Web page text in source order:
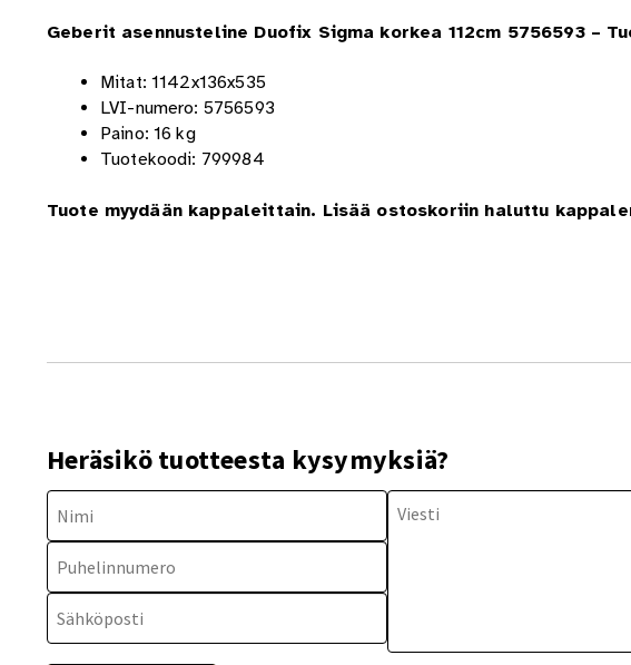
Geberit asennusteline Duofix Sigma korkea 112cm 5756593 –
Mitat: 1142x136x535
LVI-numero: 5756593
Paino: 16 kg
Tuotekoodi: 799984
Tuote myydään kappaleittain. Lisää ostoskoriin haluttu
Heräsikö tuotteesta kysymyksiä?